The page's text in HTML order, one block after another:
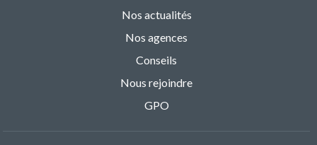
Nos actualités
Nos agences
Conseils
Nous rejoindre
GPO